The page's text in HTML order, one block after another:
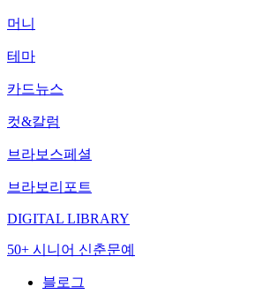
머니
테마
카드뉴스
컷&칼럼
브라보스페셜
브라보리포트
DIGITAL LIBRARY
50+ 시니어 신춘문예
블로그